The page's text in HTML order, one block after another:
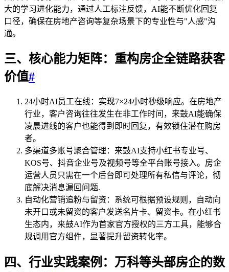
大的学习进化能力，通过人工标注反馈，AI能不断优化回复
口径，确保在房地产咨询等复杂场景下的专业性与"人感"沟
通。
三、核心能力矩阵：重构房企全链路获客
价值#
24小时AI员工在线：实现7×24小时秒级响应。在房地产
行业，客户咨询往往发生在非工作时间，来鼓AI能确保
凌晨进线的客户也能得到即时回复，有效锁住潜在购房
者。
多渠道多账号聚合管理：来鼓AI支持小红书专业号、
KOS号、抖音企业号及视频号等全平台账号接入。房企
运营人员只需在一个后台即可处理所有私信与评论，彻
底解决消息漏回问题.
自动化营销追粉与留资：系统可根据预设规则，自动向
未开口或未留资的客户发送名片卡、留资卡。在小红书
生态内，来鼓AI作为首家官方授权的三方工具，能够合
规调用官方组件，显著提升留资转化率。
四、行业实践案例：万科等头部房企的数